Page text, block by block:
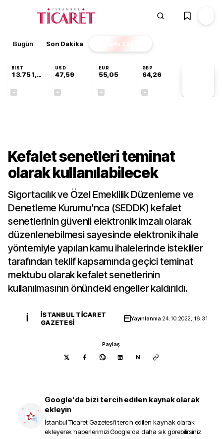
Bugün Son Dakika Finans EKSTRA
BIST
13.751,45
USD
47,59
EUR
55,05
GBP
64,26
Kefalet senetleri teminat
olarak kullanılabilecek
Sigortacılık ve Özel Emeklilik Düzenleme ve
Denetleme Kurumu’nca (SEDDK) kefalet
senetlerinin güvenli elektronik imzalı olarak
düzenlenebilmesi sayesinde elektronik ihale
yöntemiyle yapılan kamu ihalelerinde istekliler
tarafından teklif kapsamında geçici teminat
mektubu olarak kefalet senetlerinin
kullanılmasının önündeki engeller kaldırıldı.
İ
İSTANBUL TICARET
GAZETESI
Yayınlanma 24.10.2022, 16:31
Paylaş
N
Google'da bizi tercih edilen kaynak olarak
ekleyin
İstanbul Ticaret Gazetesi'i tercih edilen kaynak olarak
ekleyerek haberlerimizi Google'da daha sık görebilirsiniz.